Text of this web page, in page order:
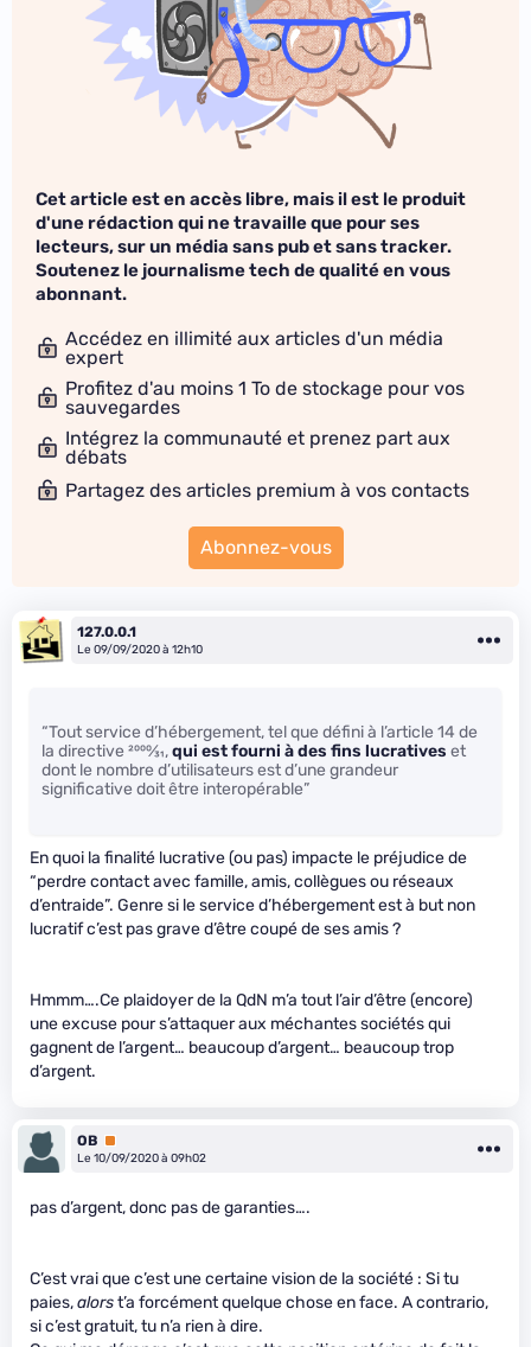
Cet article est en accès libre, mais il est le produit
d'une rédaction qui ne travaille que pour ses
lecteurs, sur un média sans pub et sans tracker.
Soutenez le journalisme tech de qualité en vous
abonnant.
Accédez en illimité aux articles d'un média
expert
Profitez d'au moins 1 To de stockage pour vos
sauvegardes
Intégrez la communauté et prenez part aux
débats
Partagez des articles premium à vos contacts
Abonnez-vous
127.0.0.1
Le 09/09/2020 à 12h10
“Tout service d’hébergement, tel que défini à l’article 14 de
la directive 2000⁄31,qui est fourni à des fins lucratives et
dont le nombre d’utilisateurs est d’une grandeur
significative doit être interopérable”
En quoi la finalité lucrative (ou pas) impacte le préjudice de
“perdre contact avec famille, amis, collègues ou réseaux
d’entraide”. Genre si le service d’hébergement est à but non
lucratif c’est pas grave d’être coupé de ses amis ?
Hmmm….Ce plaidoyer de la QdN m’a tout l’air d’être (encore)
une excuse pour s’attaquer aux méchantes sociétés qui
gagnent de l’argent… beaucoup d’argent… beaucoup trop
d’argent.
OB Premium
Le 10/09/2020 à 09h02
pas d’argent, donc pas de garanties….
C’est vrai que c’est une certaine vision de la société : Si tu
paies,alorst’a forcément quelque chose en face. A contrario,
si c’est gratuit, tu n’a rien à dire.